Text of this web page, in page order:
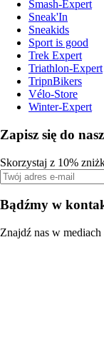
Smash-Expert
Sneak'In
Sneakids
Sport is good
Trek Expert
Triathlon-Expert
TripnBikers
Vélo-Store
Winter-Expert
Zapisz się do
Skorzystaj z 10%
Bądźmy w
Znajdź nas w mediach